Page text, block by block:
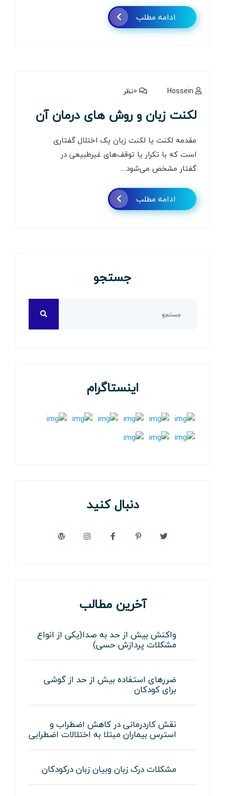
ادامه مطلب
Hossein
لکنت زبان و روش های درمان آن
مقدمه لکنت یا لکنت زبان یک اختلال گفتاری
است که با تکرار یا توقف‌های غیرطبیعی در
گفتار مشخص می‌شود....
ادامه مطلب
جستجو
اینستاگرام
دنبال کنید
آخرین مطالب
واکنش بیش از حد به صدا(یکی از انواع
مشکلات پردازش حسی)
ضررهای استفاده بیش از حد از گوشی
برای کودکان
نقش کاردرمانی در کاهش اضطراب و
استرس بیماران مبتلا به اختلالات اضطرابی
مشکلات درک زبان وبیان زبان درکودکان